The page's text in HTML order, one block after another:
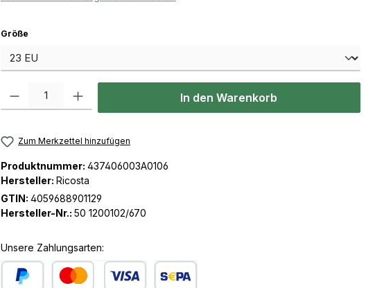
Größeauswählen
Produkt Anzahl: Gib den gewünschten Wert ein oder benutze die Schaltflächen
In den Warenkorb
Zum Merkzettel hinzufügen
Produktnummer: 437406003A0106
Hersteller: Ricosta
GTIN: 4059688901129
Hersteller-Nr.: 50 1200102/670
Unsere Zahlungsarten: